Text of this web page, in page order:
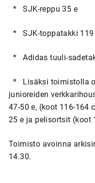
* SJK-reppu 35 e
* SJK-toppatakki 119
* Adidas tuuli-
* Lisäksi toimistolla
junioreiden
47-50 e, (koot 116-164
25 e ja pelisortsit (koot
Toimisto avoinna
14.30.